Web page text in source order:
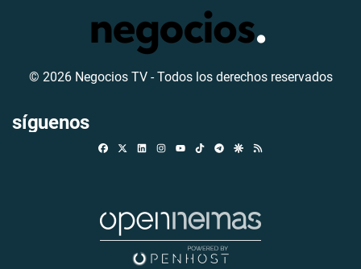
© 2026 Negocios TV - Todos los derechos reservados
síguenos
FacebookLinkedinInstagramTikTokTelegramGoogle Discover